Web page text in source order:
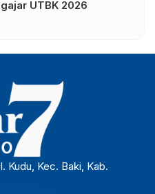
UTBK 2026
Kudu, Kec. Baki, Kab.